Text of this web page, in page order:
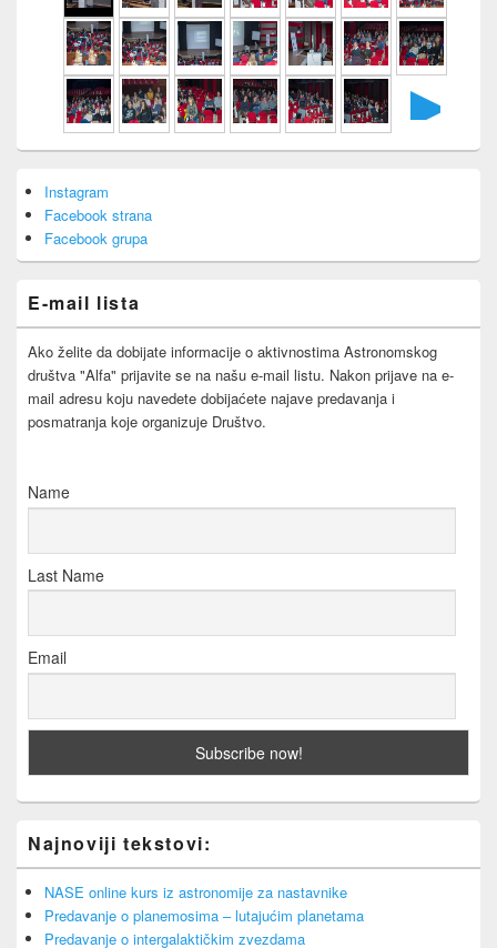
►
Sidebar
Widget
Area
Instagram
Facebook strana
Facebook grupa
E-mail lista
Ako želite da dobijate informacije o aktivnostima Astronomskog
društva "Alfa" prijavite se na našu e-mail listu. Nakon prijave na e-
mail adresu koju navedete dobijaćete najave predavanja i
posmatranja koje organizuje Društvo.
Name
Last Name
Email
Najnoviji tekstovi:
NASE online kurs iz astronomije za nastavnike
Predavanje o planemosima – lutajućim planetama
Predavanje o intergalaktičkim zvezdama